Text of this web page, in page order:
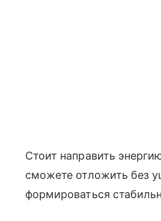
Стоит направить
сможете отложить без
формироваться